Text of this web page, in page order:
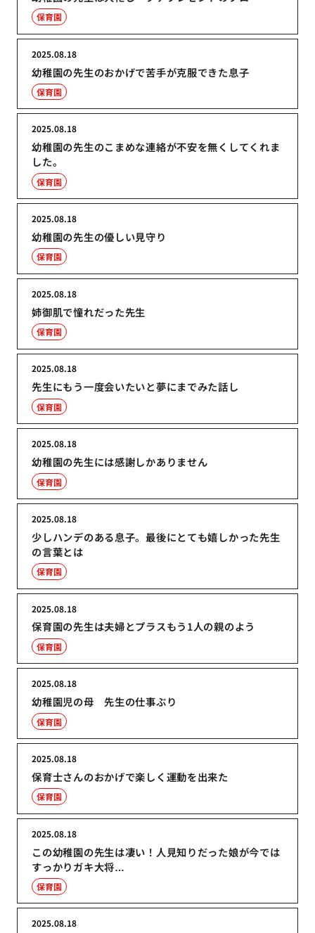
保育園
幼稚園の先生のおかげで苦手が克服できた息子
2025.08.18
保育園
幼稚園の先生のこまめな連絡が不安を無くしてくれま
した。
2025.08.18
保育園
幼稚園の先生の優しい見守り
2025.08.18
保育園
姉御肌で憧れだった先生
2025.08.18
保育園
先生にもう一度会いたいと夢にまでみた話し
2025.08.18
保育園
幼稚園の先生には感謝しかありません
2025.08.18
保育園
少しハンデのある息子。最後にとても嬉しかった先生
の言葉とは
2025.08.18
保育園
保育園の先生は夫婦とプラスもう1人の親のよう
2025.08.18
保育園
幼稚園児の母 先生の仕事ぶり
2025.08.18
保育園
保育士さんのおかげで楽しく運動を出来た
2025.08.18
保育園
この幼稚園の先生は凄い！人見知りだった娘が今では
すっかりガキ大将…
2025.08.18
保育園
2025.08.18